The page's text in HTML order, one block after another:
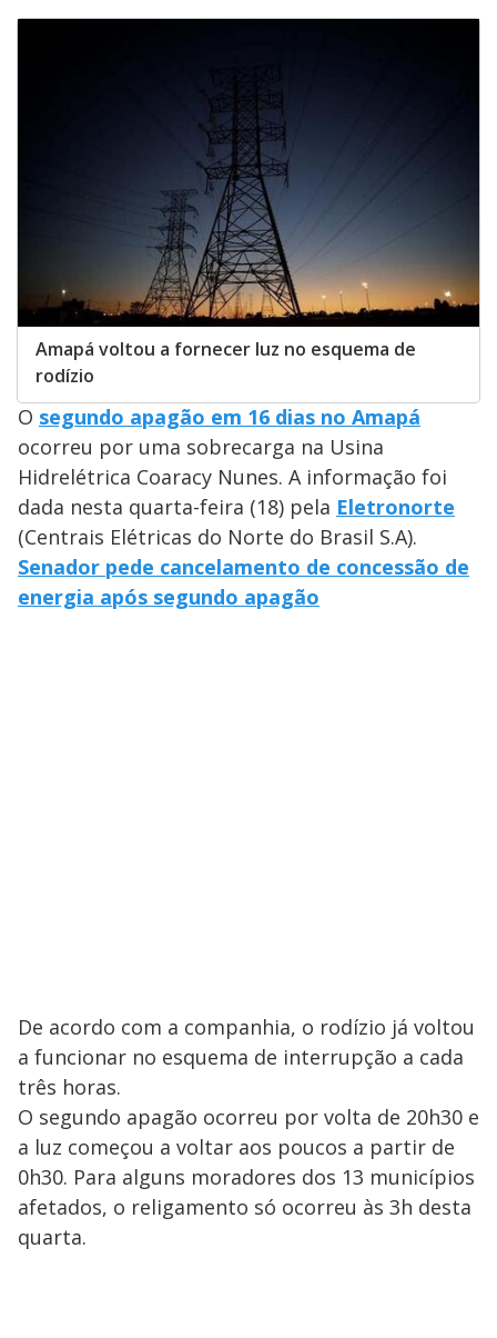
Amapá voltou a fornecer luz no esquema de
rodízio
O segundo apagão em 16 dias no Amapá
ocorreu por uma sobrecarga na Usina
Hidrelétrica Coaracy Nunes. A informação foi
dada nesta quarta-feira (18) pela Eletronorte
(Centrais Elétricas do Norte do Brasil S.A).
Senador pede cancelamento de concessão de
energia após segundo apagão
De acordo com a companhia, o rodízio já voltou
a funcionar no esquema de interrupção a cada
três horas.
O segundo apagão ocorreu por volta de 20h30 e
a luz começou a voltar aos poucos a partir de
0h30. Para alguns moradores dos 13 municípios
afetados, o religamento só ocorreu às 3h desta
quarta.